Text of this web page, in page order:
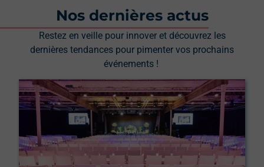
Nos dernières actus
Restez en veille pour innover et découvrez les
dernières tendances pour pimenter vos prochains
événements !